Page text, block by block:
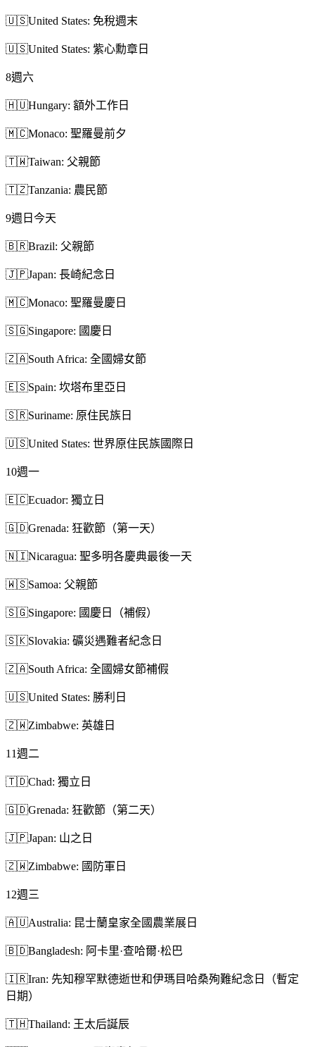
🇺🇸United States: 免稅週末
🇺🇸United States: 紫心勳章日
8週六
🇭🇺Hungary: 額外工作日
🇲🇨Monaco: 聖羅曼前夕
🇹🇼Taiwan: 父親節
🇹🇿Tanzania: 農民節
9週日 今天
🇧🇷Brazil: 父親節
🇯🇵Japan: 長崎紀念日
🇲🇨Monaco: 聖羅曼慶日
🇸🇬Singapore: 國慶日
🇿🇦South Africa: 全國婦女節
🇪🇸Spain: 坎塔布里亞日
🇸🇷Suriname: 原住民族日
🇺🇸United States: 世界原住民族國際日
10週一
🇪🇨Ecuador: 獨立日
🇬🇩Grenada: 狂歡節（第一天）
🇳🇮Nicaragua: 聖多明各慶典最後一天
🇼🇸Samoa: 父親節
🇸🇬Singapore: 國慶日（補假）
🇸🇰Slovakia: 礦災遇難者紀念日
🇿🇦South Africa: 全國婦女節補假
🇺🇸United States: 勝利日
🇿🇼Zimbabwe: 英雄日
11週二
🇹🇩Chad: 獨立日
🇬🇩Grenada: 狂歡節（第二天）
🇯🇵Japan: 山之日
🇿🇼Zimbabwe: 國防軍日
12週三
🇦🇺Australia: 昆士蘭皇家全國農業展日
🇧🇩Bangladesh: 阿卡里·查哈爾·松巴
🇮🇷Iran: 先知穆罕默德逝世和伊瑪目哈桑殉難紀念日（暫定
日期）
🇹🇭Thailand: 王太后誕辰